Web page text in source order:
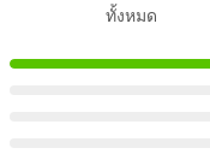
ทั้งหมด